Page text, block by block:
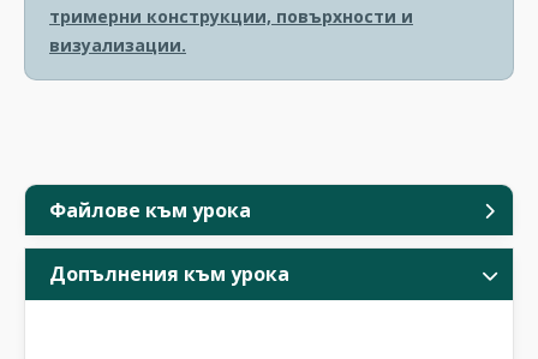
Файлове към урока
Допълнения към урока
тримерни конструкции, повърхности и
визуализации.